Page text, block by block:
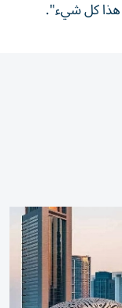
هذا كل شيء".